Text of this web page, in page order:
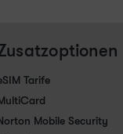
Tarife
Mobile Security